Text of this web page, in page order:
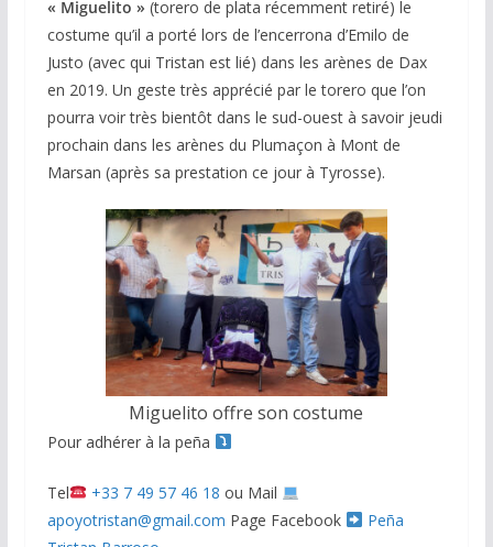
« Miguelito » (torero de plata récemment retiré) le
costume qu’il a porté lors de l’encerrona d’Emilo de
Justo (avec qui Tristan est lié) dans les arènes de Dax
en 2019. Un geste très apprécié par le torero que l’on
pourra voir très bientôt dans le sud-ouest à savoir jeudi
prochain dans les arènes du Plumaçon à Mont de
Marsan (après sa prestation ce jour à Tyrosse).
Miguelito offre son costume
Pour adhérer à la peña
Tel +33 7 49 57 46 18 ou Mail
apoyotristan@gmail.com Page Facebook
Peña